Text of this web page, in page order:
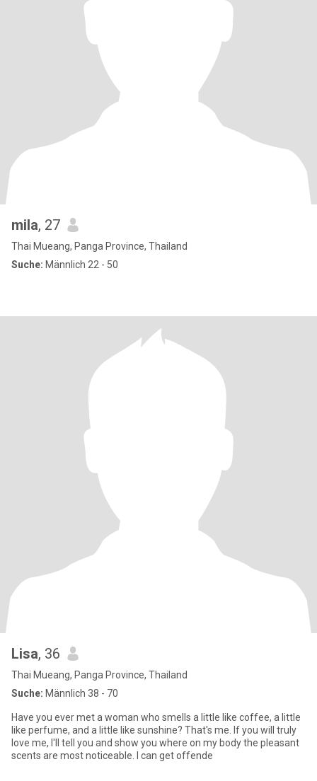
mila, 27
Thai Mueang, Panga Province, Thailand
Suche: Männlich 22 - 50
Lisa, 36
Thai Mueang, Panga Province, Thailand
Suche: Männlich 38 - 70
Have you ever met a woman who smells a little like coffee, a little
like perfume, and a little like sunshine? That's me. If you will truly
love me, I'll tell you and show you where on my body the pleasant
scents are most noticeable. I can get offende